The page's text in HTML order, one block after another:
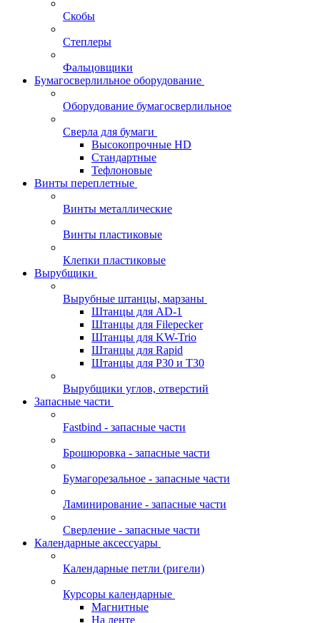
Скобы
Степлеры
Фальцовщики
Бумагосверлильное оборудование
Оборудование бумагосверлильное
Сверла для бумаги
Высокопрочные HD
Стандартные
Тефлоновые
Винты переплетные
Винты металлические
Винты пластиковые
Клепки пластиковые
Вырубщики
Вырубные штанцы, марзаны
Штанцы для AD-1
Штанцы для Filepecker
Штанцы для KW-Trio
Штанцы для Rapid
Штанцы для Р30 и Т30
Вырубщики углов, отверстий
Запасные части
Fastbind - запасные части
Брошюровка - запасные части
Бумагорезальное - запасные части
Ламинирование - запасные части
Сверление - запасные части
Календарные аксессуары
Календарные петли (ригели)
Курсоры календарные
Магнитные
На ленте